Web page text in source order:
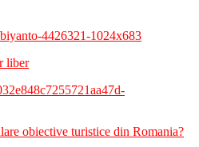
liber
obiective turistice din Romania?